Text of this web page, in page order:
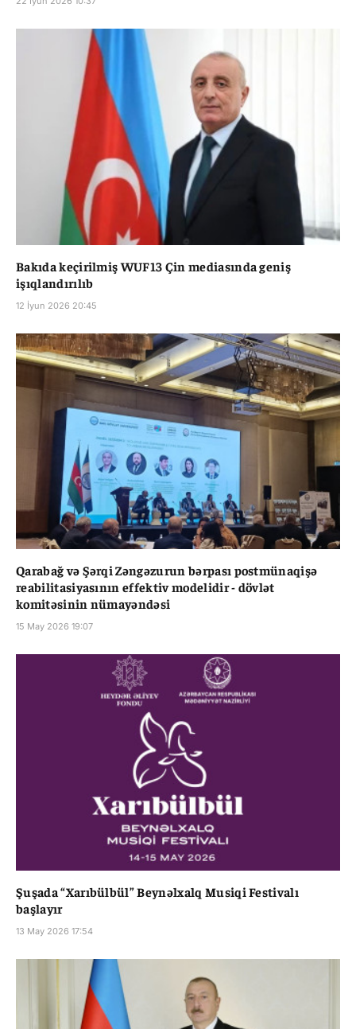
Bakıda keçirilmiş WUF13 Çin mediasında geniş
işıqlandırılıb
12 İyun 2026 20:45
Qarabağ və Şərqi Zəngəzurun bərpası postmünaqişə
reabilitasiyasının effektiv modelidir - dövlət
komitəsinin nümayəndəsi
15 May 2026 19:07
Şuşada “Xarıbülbül” Beynəlxalq Musiqi Festivalı
başlayır
13 May 2026 17:54